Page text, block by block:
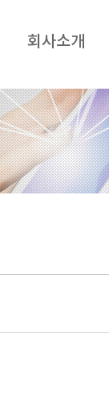
회사소개